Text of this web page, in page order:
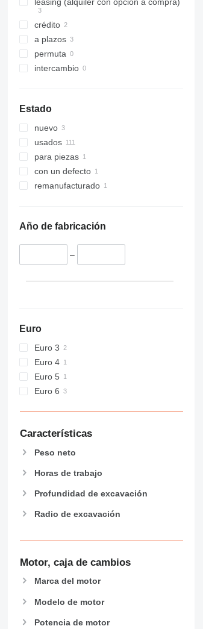
374
375
390
395
424
426
428
430
432
444
C-series
NR
PC
V-series
8045
8050
8052
8055
8080
8085
JS
JZ
NXT
leasing (alquiler con opción a compra)
crédito
a plazos
permuta
intercambio
Estado
nuevo
usados
para piezas
con un defecto
remanufacturado
Año de fabricación
–
Euro
Euro 3
Euro 4
Euro 5
Euro 6
Características
Peso neto
Horas de trabajo
Profundidad de excavación
Radio de excavación
Motor, caja de cambios
Marca del motor
Modelo de motor
Potencia de motor